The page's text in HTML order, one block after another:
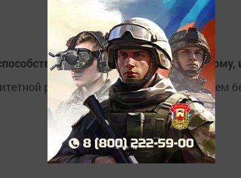
духовному,
роли детей в стране поможет всем